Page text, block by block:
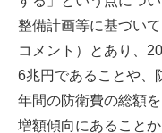
整備計画等に基づい
コメント）とあり、
6兆円であることや、
年間の防衛費の総額
増額傾向にあること